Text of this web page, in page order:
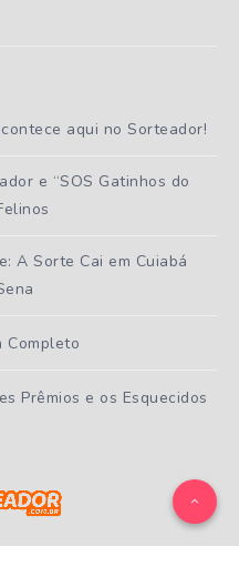
aqui no Sorteador!
e “SOS Gatinhos do
A Sorte Cai em Cuiabá
Completo
Prêmios e os Esquecidos